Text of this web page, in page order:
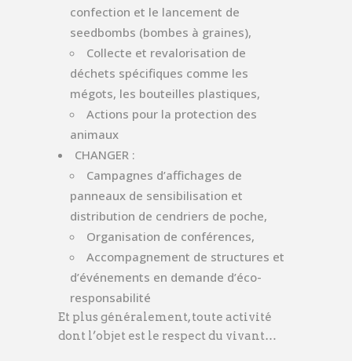
confection et le lancement de
seedbombs (bombes à graines),
Collecte et revalorisation de
déchets spécifiques comme les
mégots, les bouteilles plastiques,
Actions pour la protection des
animaux
CHANGER :
Campagnes d’affichages de
panneaux de sensibilisation et
distribution de cendriers de poche,
Organisation de conférences,
Accompagnement de structures et
d’événements en demande d’éco-
responsabilité
Et plus généralement, toute activité
dont l’objet est le respect du vivant…